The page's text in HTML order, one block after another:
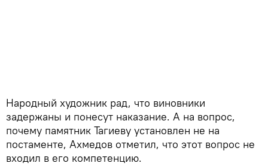
Народный художник рад, что виновники
задержаны и понесут наказание. А на вопрос,
почему памятник Тагиеву установлен не на
постаменте, Ахмедов отметил, что этот вопрос не
входил в его компетенцию.